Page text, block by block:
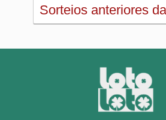
Desdobramentos
Conferidor
Simulador
Últimos resultados
Sorteios anteriores
Aumente suas chances